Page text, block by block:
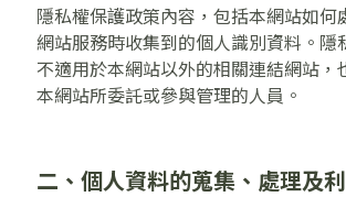
隱私權保護政策內容，包括本網站如何
網站服務時收集到的個人識別資料。隱
不適用於本網站以外的相關連結網站，
本網站所委託或參與管理的人員。
二、個人資料的蒐集、處理及